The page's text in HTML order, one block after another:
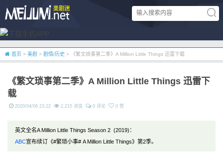
首页 > 美剧 > 剧情/历史 > 《繁文琐事第二季》A Million Little Things 迅雷下载
《繁文琐事第二季》A Million Little Things 迅雷下
载
2020/04/06 23:22 2,215 浏览 0 评论 0 赞
英文全名A Million Little Things Season 2 (2019)：
ABC宣布续订《#繁琐小事# A Million Little Things》第2季。